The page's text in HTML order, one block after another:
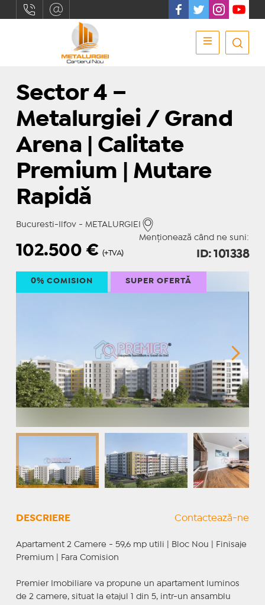
Sector 4 –
Metalurgiei / Grand
Arena | Calitate
Premium | Mutare
Rapidă
Bucuresti-Ilfov - METALURGIEI
Menționează când ne suni:
102.500 € (+TVA) ID: 101338
0% COMISION SUPER OFERTĂ
DESCRIERE Contactează-ne
Apartament 2 Camere - 59,6 mp utili | Bloc Nou | Finisaje
Premium | Fara Comision
Premier Imobiliare va propune un apartament luminos
de 2 camere, situat la etajul 1 din 5, intr-un ansamblu